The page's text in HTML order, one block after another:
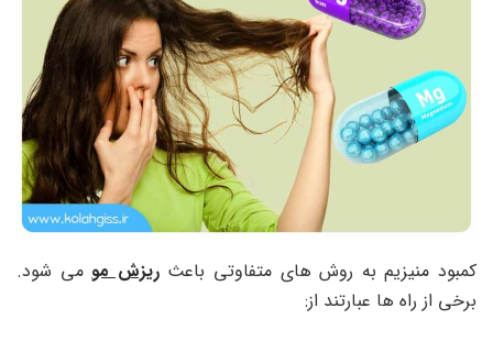
کمبود منیزیم به روش های متفاوتی باعثریزش مومی شود.
برخی از راه ها عبارتند از: